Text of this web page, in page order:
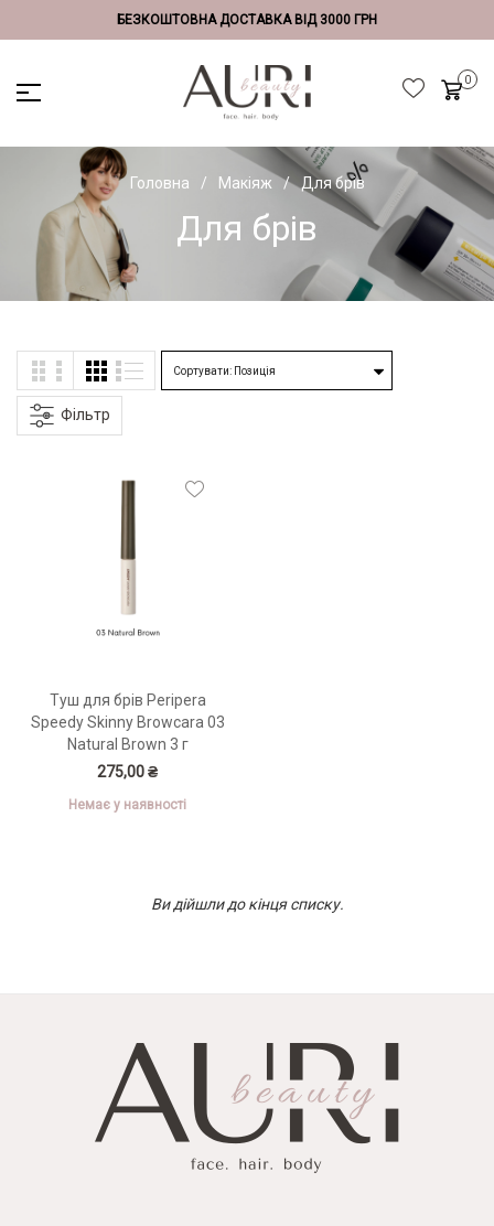
БЕЗКОШТОВНА ДОСТАВКА ВІД 3000 ГРН
Головна Макіяж Для брів
Для брів
Фільтр
Туш для брів Peripera
Speedy Skinny Browcara 03
Natural Brown 3 г
275,00 ₴
Немає у наявності
Ви дійшли до кінця списку.